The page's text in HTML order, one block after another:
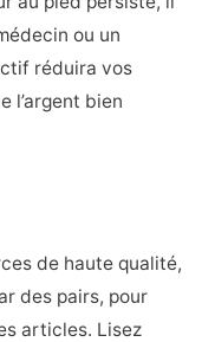
ou un
réduira vos
l’argent bien
de haute qualité,
des pairs, pour
articles. Lisez